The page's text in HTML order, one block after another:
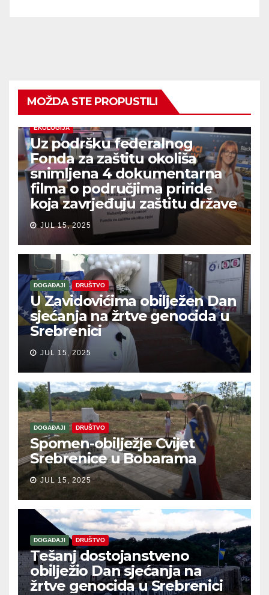
MOŽDA STE PROPUSTILI
EKOLOGIJA
Uz podršku federalnog
Fonda za zaštitu okoliša
snimljena 4 dokumentarna
filma o područjima priride
koja zavrjeđuju zaštitu države
JUL 15, 2025
DOGAĐAJI DRUŠTVO
U Zavidovićima obilježen Dan
sjećanja na žrtve genocida u
Srebrenici
JUL 15, 2025
DOGAĐAJI DRUŠTVO
Spomen-obilježje Cvijet
Srebrenice u Bobarama
JUL 15, 2025
DOGAĐAJI DRUŠTVO
Tešanj dostojanstveno
obilježio Dan sjećanja na
žrtve genocida u Srebrenici